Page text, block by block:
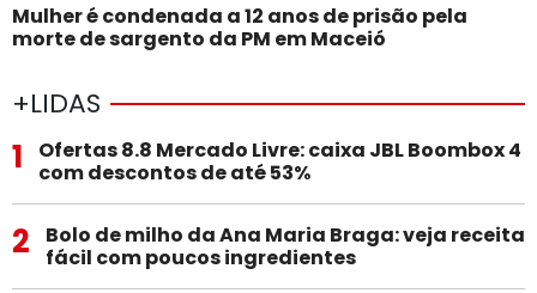
Mulher é condenada a 12 anos de prisão pela
morte de sargento da PM em Maceió
+LIDAS
1
Ofertas 8.8 Mercado Livre: caixa JBL Boombox 4
com descontos de até 53%
2
Bolo de milho da Ana Maria Braga: veja receita
fácil com poucos ingredientes